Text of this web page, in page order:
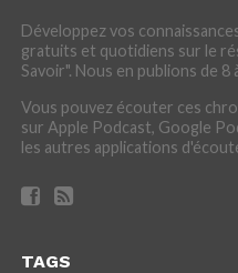
Développez vos
gratuits et quotidiens sur le
Savoir". Nous en publions de 8
Vous pouvez écouter ces
sur Apple Podcast, Google
les autres applications
TAGS